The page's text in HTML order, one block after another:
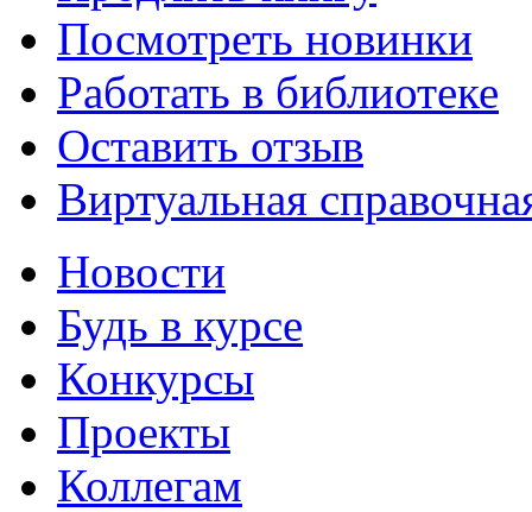
Посмотреть новинки
Работать в библиотеке
Оставить отзыв
Виртуальная
Новости
Будь в курсе
Конкурсы
Проекты
Коллегам